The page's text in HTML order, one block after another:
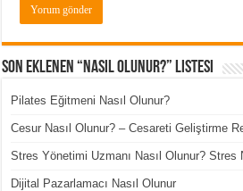
Son Eklenen “Nasıl Olunur?” Listesi
Pilates Eğitmeni Nasıl Olunur?
Cesur Nasıl Olunur? – Cesareti Geliştirme
Stres Yönetimi Uzmanı Nasıl Olunur? Stres
Dijital Pazarlamacı Nasıl Olunur